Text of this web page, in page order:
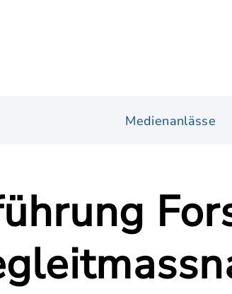
Medienanlässe